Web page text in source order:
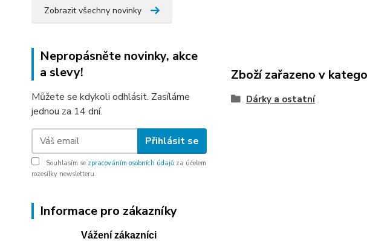
Zobrazit všechny novinky
Nepropásněte novinky, akce
a slevy!
Můžete se kdykoli odhlásit. Zasíláme
jednou za 14 dní.
Přihlásit se
Souhlasím se zpracováním osobních údajů za účelem
rozesílky newsletteru.
Informace pro zákazníky
Vážení zákazníci
Zboží zařazeno v
Dárky a ostatní